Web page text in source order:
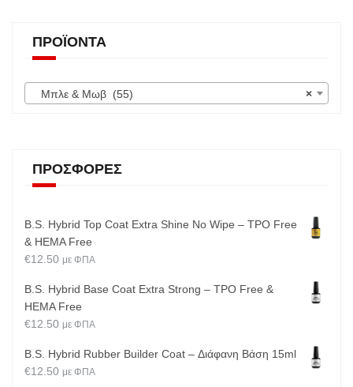
ΠΡΟΪΌΝΤΑ
×
Μπλε & Μωβ (55)
ΠΡΟΣΦΟΡΈΣ
B.S. Hybrid Top Coat Extra Shine No Wipe – TPO Free
& HEMA Free
€12.50 με ΦΠΑ
B.S. Hybrid Base Coat Extra Strong – TPO Free &
HEMA Free
€12.50 με ΦΠΑ
B.S. Hybrid Rubber Builder Coat – Διάφανη Βάση 15ml
€12.50 με ΦΠΑ